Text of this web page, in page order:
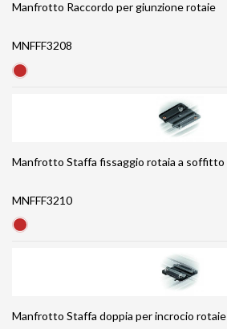
Manfrotto Raccordo per giunzione rotaie
MNFFF3208
Manfrotto Staffa fissaggio rotaia a soffitto
MNFFF3210
Manfrotto Staffa doppia per incrocio rotaie